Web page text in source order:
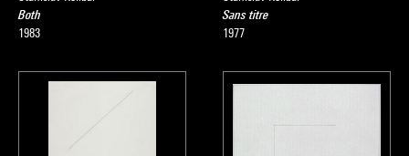
Both
1983
Sans titre
1977